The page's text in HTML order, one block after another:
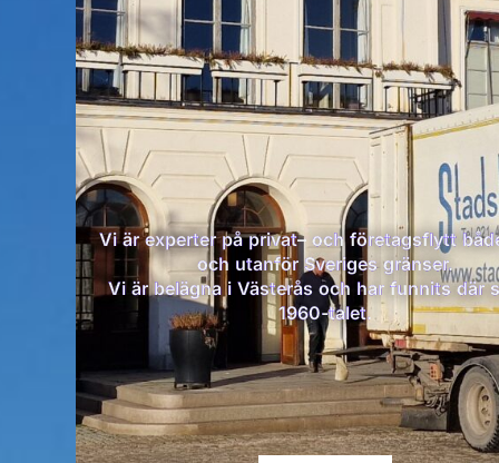
Vi är experter på privat– och företagsflytt
och utanför Sveriges gränser.
Vi är belägna i Västerås och har funnits där
1960-talet.